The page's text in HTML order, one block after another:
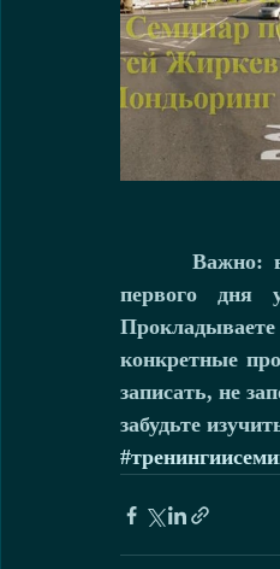
       Важно: в первый день никто не прокладывает длинные следы. Основная цель
первого дня
конкретные
записать, не
забудьте